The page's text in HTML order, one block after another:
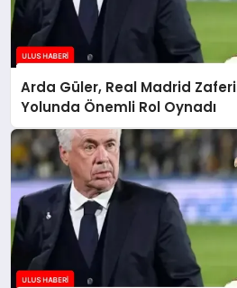
Arda Güler, Real Madrid
Yolunda Önemli Rol Oynadı